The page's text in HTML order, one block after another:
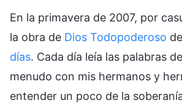
En la primavera de 2007, por
la obra de Dios Todopoderoso de
días. Cada día leía las palabras de
menudo con mis hermanos y
entender un poco de la